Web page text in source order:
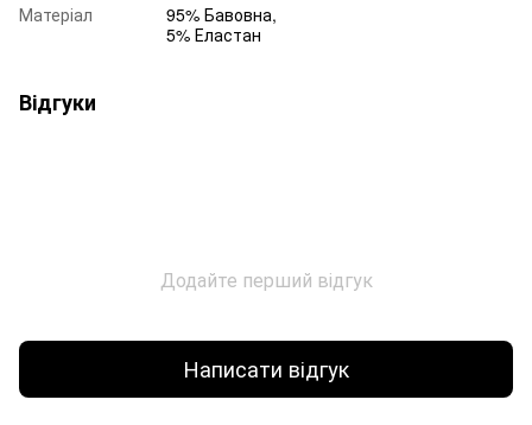
Матеріал
95% Бавовна,
5% Еластан
Відгуки
Додайте перший відгук
Написати відгук